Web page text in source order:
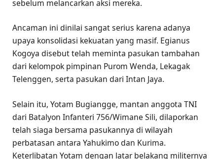
sebelum melancarkan aksi mereka.
Ancaman ini dinilai sangat serius karena adanya
upaya konsolidasi kekuatan yang masif. Egianus
Kogoya disebut telah meminta pasukan tambahan
dari kelompok pimpinan Purom Wenda, Lekagak
Telenggen, serta pasukan dari Intan Jaya.
Selain itu, Yotam Bugiangge, mantan anggota TNI
dari Batalyon Infanteri 756/Wimane Sili, dilaporkan
telah siaga bersama pasukannya di wilayah
perbatasan antara Yahukimo dan Kurima.
Keterlibatan Yotam dengan latar belakang militernya